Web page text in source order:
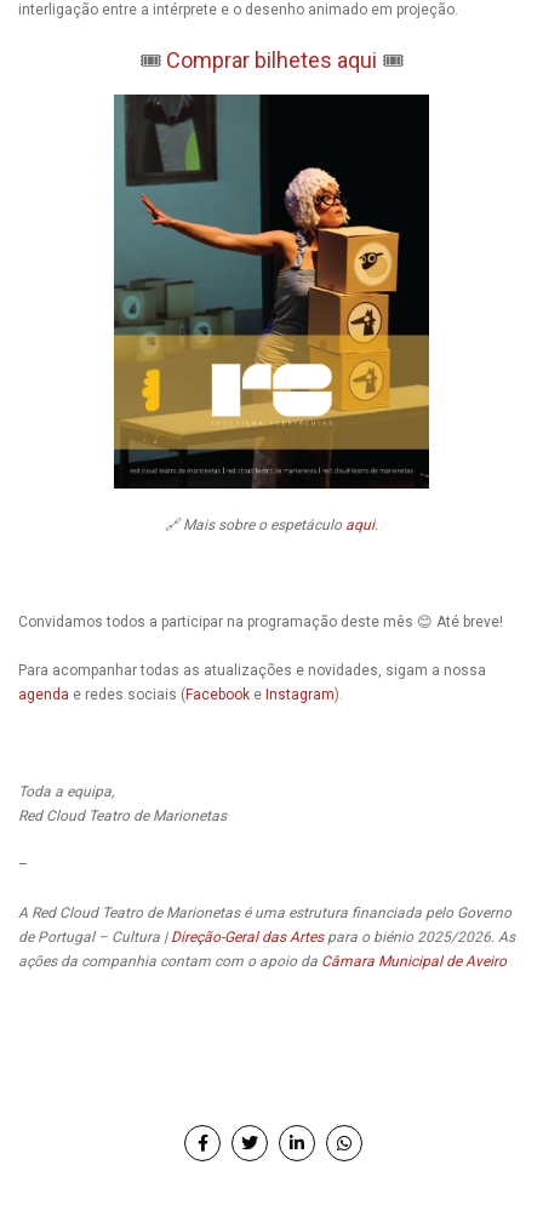
interligação entre a intérprete e o desenho animado em projeção.
🎟️ Comprar bilhetes aqui 🎟️
🔗 Mais sobre o espetáculo aqui.
Convidamos todos a participar na programação deste mês 😊 Até breve!
Para acompanhar todas as atualizações e novidades, sigam a nossa
agenda e redes sociais ( Facebook e Instagram).
Toda a equipa,
Red Cloud Teatro de Marionetas
–
A Red Cloud Teatro de Marionetas é uma estrutura financiada pelo Governo
de Portugal – Cultura | Direção-Geral das Artespara o biénio 2025/2026. As
ações da companhia contam com o apoio da Câmara Municipal de Aveiro